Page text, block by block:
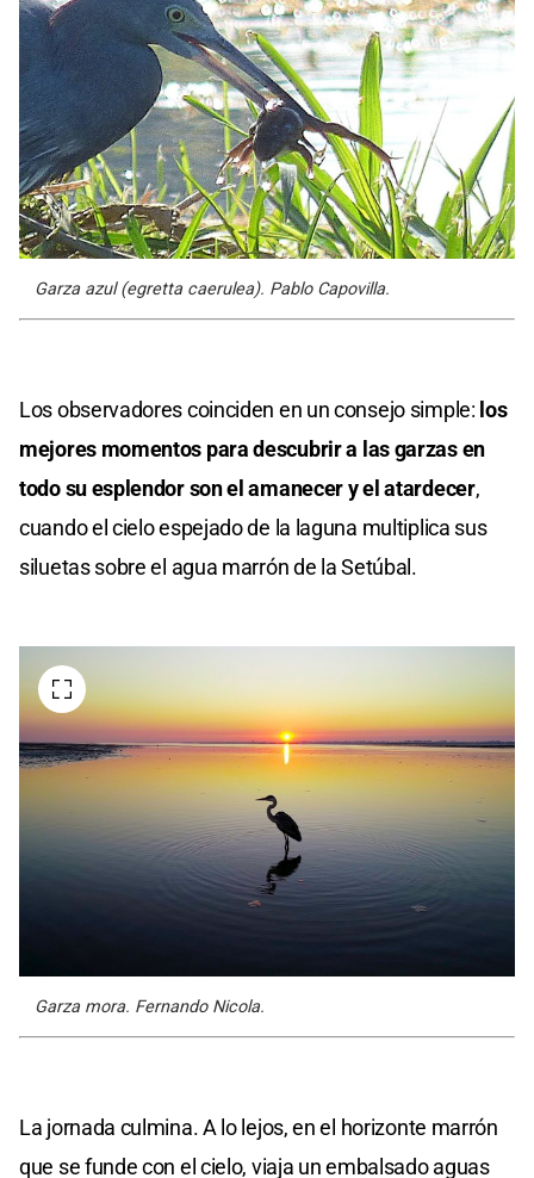
Garza azul (egretta caerulea). Pablo Capovilla.
Los observadores coinciden en un consejo simple: los
mejores momentos para descubrir a las garzas en
todo su esplendor son el amanecer y el atardecer,
cuando el cielo espejado de la laguna multiplica sus
siluetas sobre el agua marrón de la Setúbal.
Garza mora. Fernando Nicola.
La jornada culmina. A lo lejos, en el horizonte marrón
que se funde con el cielo, viaja un embalsado aguas